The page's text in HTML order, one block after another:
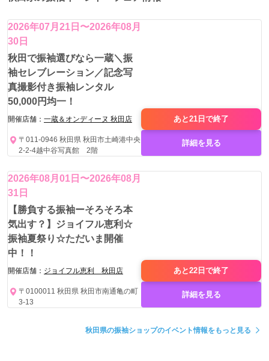
2026年07月21日〜2026年08月
30日
秋田で振袖選びなら一蔵＼振
袖セレブレーション／記念写
真撮影付き振袖レンタル
50,000円均一！
開催店舗： 一蔵＆オンディーヌ 秋田店
〒011-0946 秋田県 秋田市土崎港中央
2-2-4越中谷写真館 2階
あと21日で終了
詳細を見る
2026年08月01日〜2026年08月
31日
【勝負する振袖ーそろそろ本
気出す？】ジョイフル恵利☆
振袖夏祭り☆ただいま開催
中！！
開催店舗： ジョイフル恵利 秋田店
〒0100011 秋田県 秋田市南通亀の町
3-13
あと22日で終了
詳細を見る
秋田県の振袖ショップのイベント情報をもっと見る